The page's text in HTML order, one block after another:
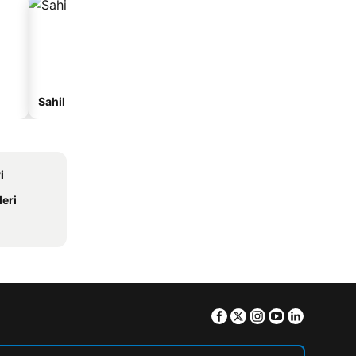
Sahil otelleri
Facebook
TwitterInstagram
Youtube